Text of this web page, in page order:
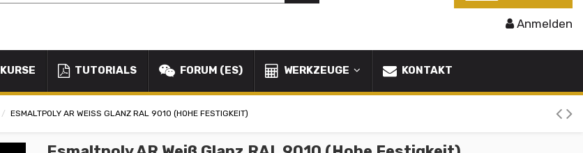
Anmelden
KURSE TUTORIALS FORUM (ES) WERKZEUGE KONTAKT
ESMALTPOLY AR WEISS GLANZ RAL 9010 (HOHE FESTIGKEIT)